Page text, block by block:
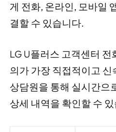
게 전화, 온라인, 모바일
결할 수 있습니다.
LG U플러스 고객센터
의가 가장 직접적이고
상담원을 통해 실시간으
상세 내역을 확인할 수